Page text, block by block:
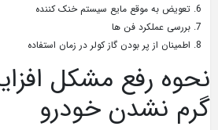
تعویض به موقع مایع سیستم خنک کننده
بررسی عملکرد فن ها
اطمینان از پر بودن گاز کولر در زمان استفاده
نحوه رفع مشکل
گرم نشدن خودرو